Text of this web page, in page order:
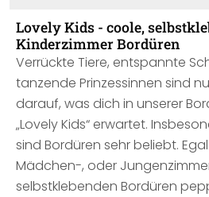
Lovely Kids - coole,
Kinderzimmer Bordüren
Verrückte Tiere, entspannte
tanzende Prinzessinnen sind
darauf, was dich in unserer
„Lovely Kids“ erwartet.
sind Bordüren sehr beliebt.
Mädchen-, oder
selbstklebenden Bordüren